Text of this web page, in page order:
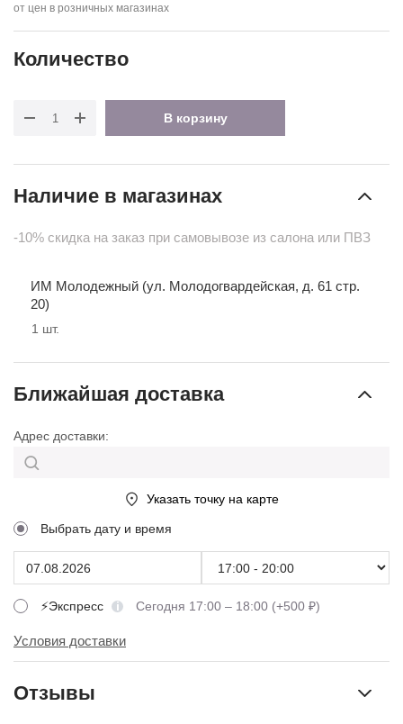
от цен в розничных магазинах
Количество
В корзину
Наличие в магазинах
-10% скидка на заказ при самовывозе из салона или ПВЗ
ИМ Молодежный (ул. Молодогвардейская, д. 61 стр.
20)
1 шт.
Ближайшая доставка
Адрес доставки:
Указать точку на карте
Выбрать дату и время
⚡Экспресс Сегодня 17:00 – 18:00 (+500 ₽)
Условия доставки
Отзывы